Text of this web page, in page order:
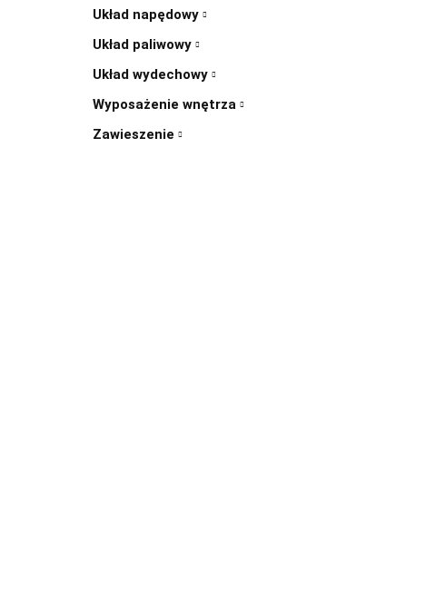
Układ napędowy
Układ paliwowy
Układ wydechowy
Wyposażenie wnętrza
Zawieszenie